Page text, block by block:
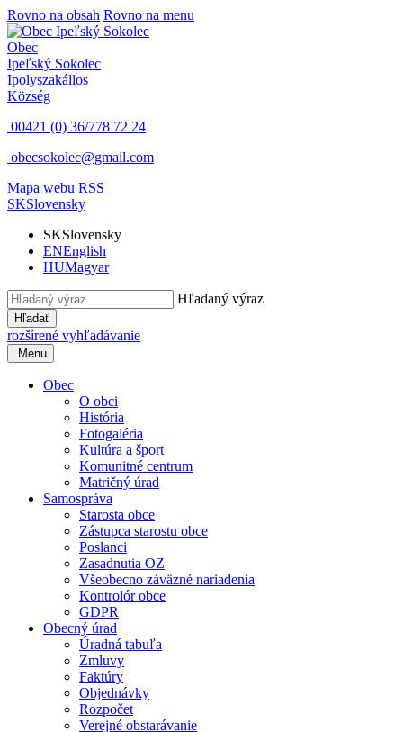
Rovno na obsah Rovno na menu
Obec
Ipeľský Sokolec
Ipolyszakállos
Község
00421 (0) 36/778 72 24
obecsokolec@gmail.com
Mapa webu RSS
SKSlovensky
SKSlovensky
ENEnglish
HUMagyar
Hľadaný výraz
Hľadať
rozšírené vyhľadávanie
Menu
Obec
O obci
História
Fotogaléria
Kultúra a šport
Komunitné centrum
Matričný úrad
Samospráva
Starosta obce
Zástupca starostu obce
Poslanci
Zasadnutia OZ
Všeobecno záväzné nariadenia
Kontrolór obce
GDPR
Obecný úrad
Úradná tabuľa
Zmluvy
Faktúry
Objednávky
Rozpočet
Verejné obstarávanie